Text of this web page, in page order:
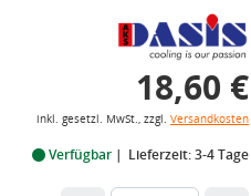
18,60 €
inkl. gesetzl. MwSt., zzgl. Versandkosten
Verfügbar Lieferzeit: 3-4 Tage